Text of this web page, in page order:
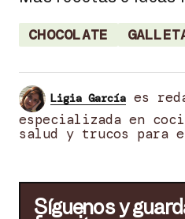
CHOCOLATE
Ligia García es
especializada en
salud y trucos para
Síguenos y